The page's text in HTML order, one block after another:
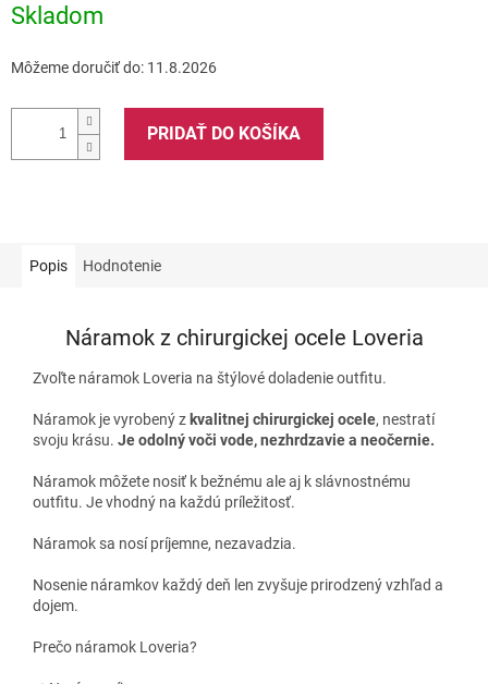
Skladom
Môžeme doručiť do: 11.8.2026
PRIDAŤ DO KOŠÍKA
Popis Hodnotenie
Náramok z chirurgickej ocele Loveria
Zvoľte náramok Loveria na štýlové doladenie outfitu.
Náramok je vyrobený z kvalitnej chirurgickej ocele, nestratí
svoju krásu. Je odolný voči vode, nezhrdzavie a neočernie.
Náramok môžete nosiť k bežnému ale aj k slávnostnému
outfitu. Je vhodný na každú príležitosť.
Náramok sa nosí príjemne, nezavadzia.
Nosenie náramkov každý deň len zvyšuje prirodzený vzhľad a
dojem.
Prečo náramok Loveria?